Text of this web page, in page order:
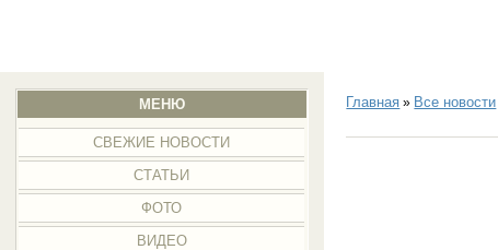
МЕНЮ
СВЕЖИЕ НОВОСТИ
СТАТЬИ
ФОТО
ВИДЕО
Главная » Все новости